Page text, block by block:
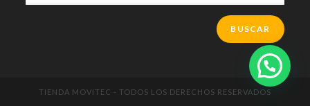
BUSCAR
TIENDA MOVITEC - TODOS LOS DERECHOS RESERVADOS